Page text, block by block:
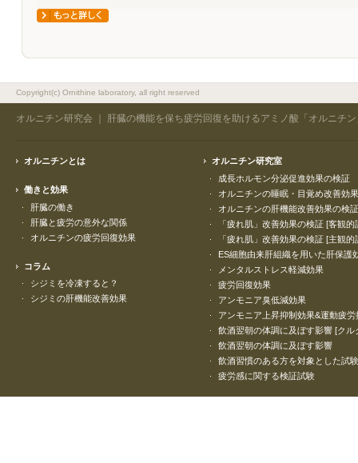
Copyright(c) Ornithine laboratory, all right reserved
オルニチン研究会 ｜ 肝臓の機能を保ち疲労回復を助けるアミノ酸「オルニチ
オルニチンとは
働きと効果
肝臓の働き
肝臓と疲労の意外な関係
オルニチンの疲労回復効果
コラム
シジミを冷凍すると？
シジミの肝機能改善効果
オルニチン研究室
成長ホルモン分泌促進効果の検証
オルニチンの睡眠・目覚め改善効
オルニチンの肝機能改善効果の検証
「疲れ肌」改善効果の検証 [客観的
「疲れ肌」改善効果の検証 [主観的
ES細胞由来肝組織を用いた肝保護
メンタルストレス軽減効果
疲労回復効果
アンモニア臭低減効果
アンモニア上昇抑制効果&運動疲労
飲酒翌朝の体調に及ぼす影響 [ク
飲酒翌朝の体調に及ぼす影響
飲酒習慣のある方を対象とした試験
疲労感に関する検証試験